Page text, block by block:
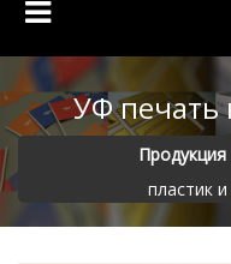
УФ печать
Продукция
пластик